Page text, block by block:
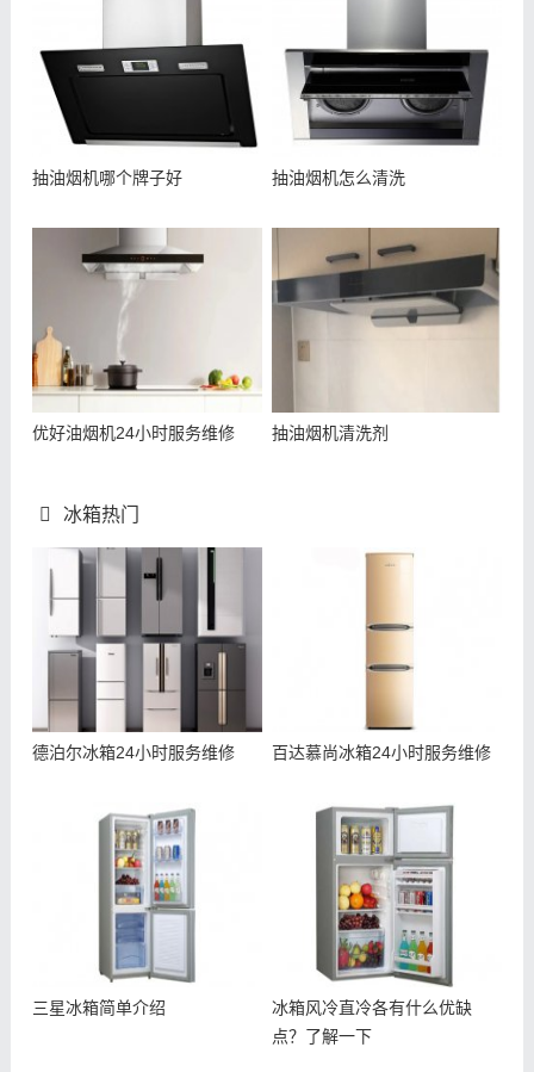
抽油烟机哪个牌子好 抽油烟机怎么清洗
优好油烟机24小时服务维修 抽油烟机清洗剂
冰箱热门
德泊尔冰箱24小时服务维修 百达慕尚冰箱24小时服务维修
三星冰箱简单介绍
冰箱风冷直冷各有什么优缺
点？了解一下